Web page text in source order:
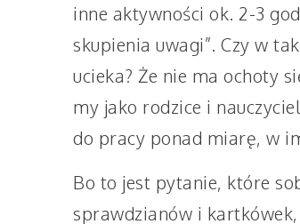
inne aktywności ok. 2-3
skupienia uwagi”. Czy w
ucieka? Że nie ma ochoty
my jako rodzice i
do pracy ponad miarę, w
Bo to jest pytanie, które
sprawdzianów i